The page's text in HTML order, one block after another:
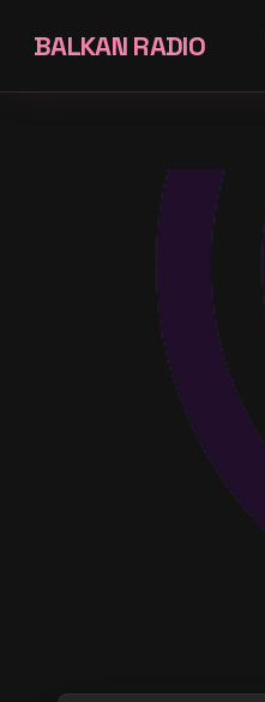
BALKAN RADIO